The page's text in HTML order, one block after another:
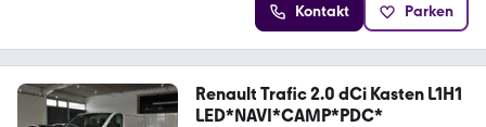
Kontakt Parken
Renault Trafic 2.0 dCi Kasten L1H1
LED*NAVI*CAMP*PDC*